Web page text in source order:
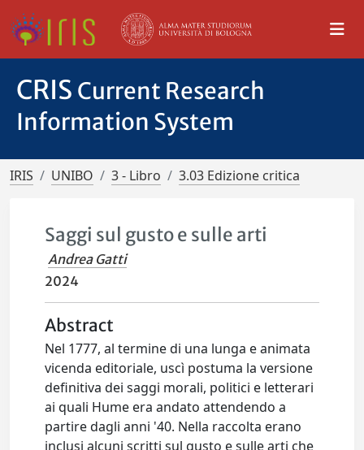
CRIS Current Research
Information System
IRIS UNIBO 3 - Libro 3.03 Edizione critica
Saggi sul gusto e sulle arti
Andrea Gatti
2024
Abstract
Nel 1777, al termine di una lunga e animata
vicenda editoriale, uscì postuma la versione
definitiva dei saggi morali, politici e letterari
ai quali Hume era andato attendendo a
partire dagli anni '40. Nella raccolta erano
inclusi alcuni scritti sul gusto e sulle arti che